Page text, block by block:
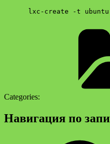
lxc-create -t
Categories:
Навигация по